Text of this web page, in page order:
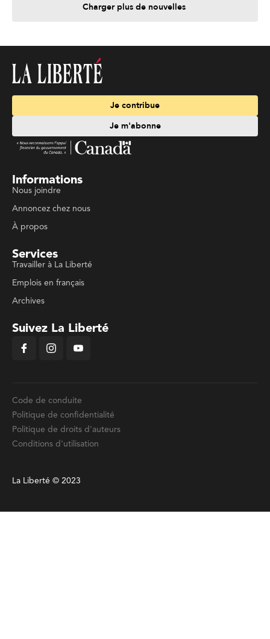
Charger plus de nouvelles
Je contribue
Je m'abonne
Informations
Nous joindre
Annoncez chez nous
À propos
Services
Travailler à La Liberté
Emplois en français
Archives
Suivez La Liberté
Code de conduite
Politique de confidentialité
Politique de droits d'auteurs
Conditions d'utilisation
La Liberté © 2023